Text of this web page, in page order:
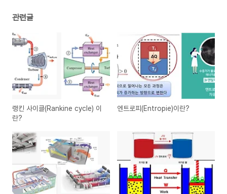
관련글
랭킨 사이클(Rankine cycle) 이
란?
엔트로피(Entropie)이란?